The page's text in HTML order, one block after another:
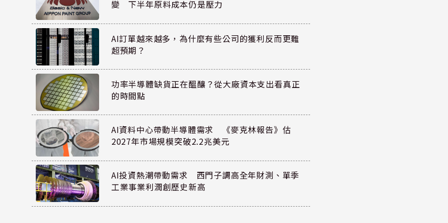
變 下半年原料成本仍是壓力
AI訂單越來越多，為什麼有些公司的獲利反而更難
超預期？
功率半導體缺貨正在醞釀？從大廠資本支出看真正
的時間點
AI資料中心帶動半導體需求 《麥克林報告》估
2027年市場規模突破2.2兆美元
AI投資熱潮帶動需求 西門子調高全年財測、單季
工業事業利潤創歷史新高